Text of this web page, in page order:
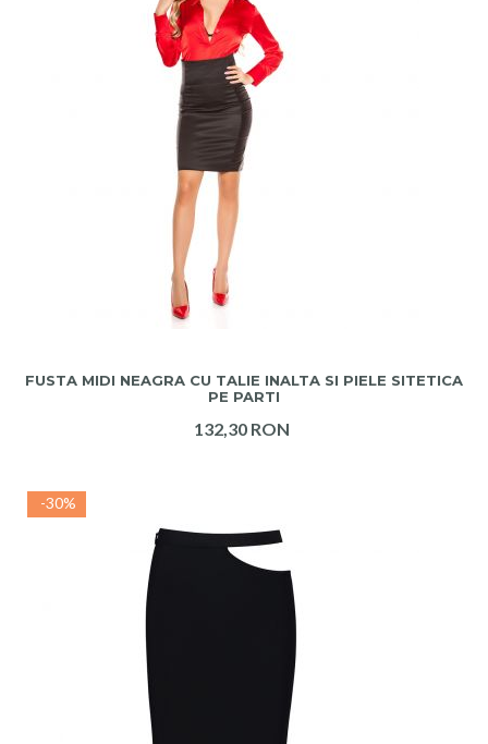
FUSTA MIDI NEAGRA CU TALIE INALTA SI PIELE SITETICA
PE PARTI
132,30 RON
-30%